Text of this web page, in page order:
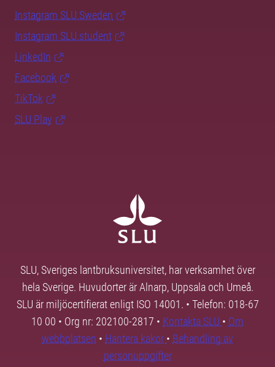
Instagram SLU.Sweden
Instagram SLU.student
LinkedIn
Facebook
TikTok
SLU Play
SLU, Sveriges lantbruksuniversitet, har verksamhet över
hela Sverige. Huvudorter är Alnarp, Uppsala och Umeå.
SLU är miljöcertifierat enligt ISO 14001. • Telefon: 018-67
10 00 • Org nr: 202100-2817 • Kontakta SLU • Om
webbplatsen • Hantera kakor • Behandling av
personuppgifter